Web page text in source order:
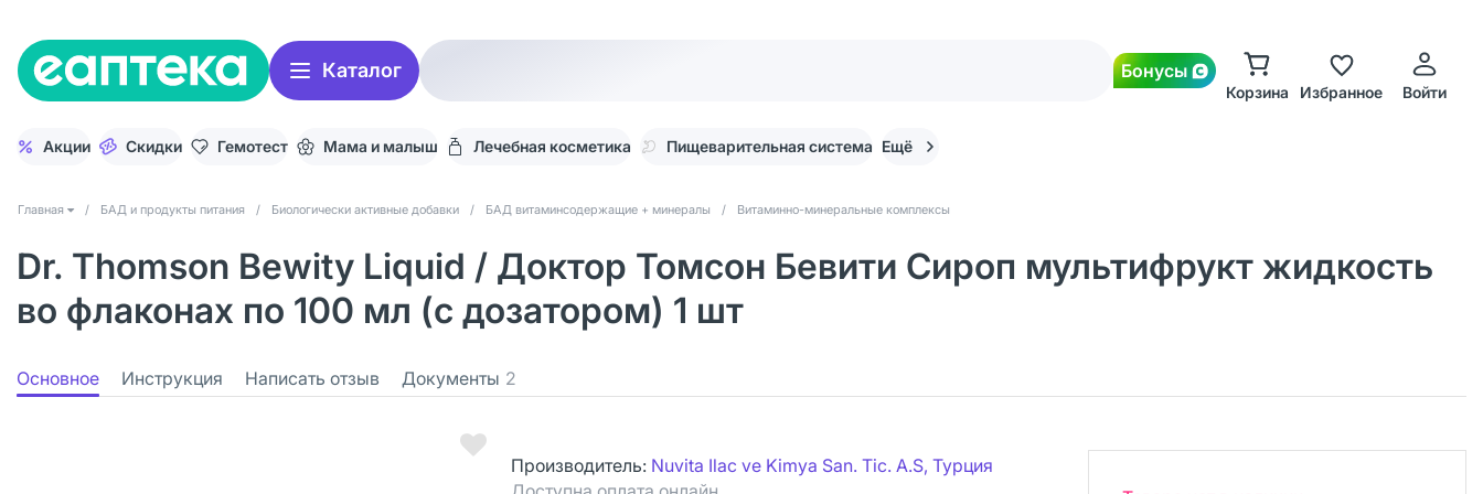
Каталог Бонусы
Корзина Избранное Войти
Акции Скидки Гемотест Мама и малыш Лечебная косметика Пищеварительная система Ещё
Главная / БАД и продукты питания / Биологически активные добавки / БАД витаминсодержащие + минералы / Витаминно-минеральные комплексы
Dr. Thomson Bewity Liquid / Доктор Томсон Бевити Сироп мультифрукт жидкость
во флаконах по 100 мл (с дозатором) 1 шт
Основное Инструкция Написать отзыв Документы 2
Производитель: Nuvita Ilac ve Kimya San. Tic. A.S, Турция